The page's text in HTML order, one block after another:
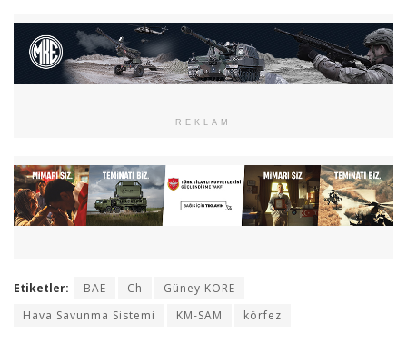
REKLAM
Etiketler: BAE Ch
Güney KORE
Hava Savunma Sistemi
KM-SAM körfez